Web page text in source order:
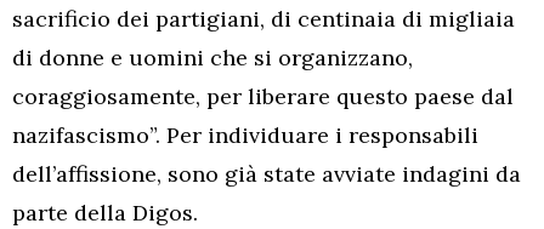
sacrificio dei partigiani, di centinaia di migliaia
di donne e uomini che si organizzano,
coraggiosamente, per liberare questo paese dal
nazifascismo”. Per individuare i responsabili
dell’affissione, sono già state avviate indagini da
parte della Digos.